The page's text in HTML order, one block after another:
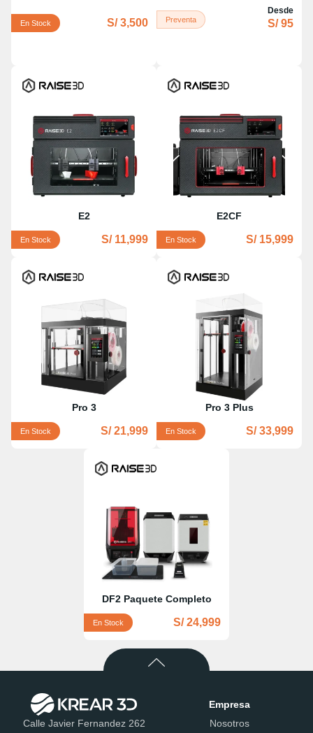
En Stock S/ 3,500 Preventa
Desde
S/ 95
E2
En Stock S/ 11,999
E2CF
En Stock S/ 15,999
Pro 3
En Stock S/ 21,999
Pro 3 Plus
En Stock S/ 33,999
DF2 Paquete Completo
En Stock S/ 24,999
Calle Javier Fernandez 262
Empresa
Nosotros